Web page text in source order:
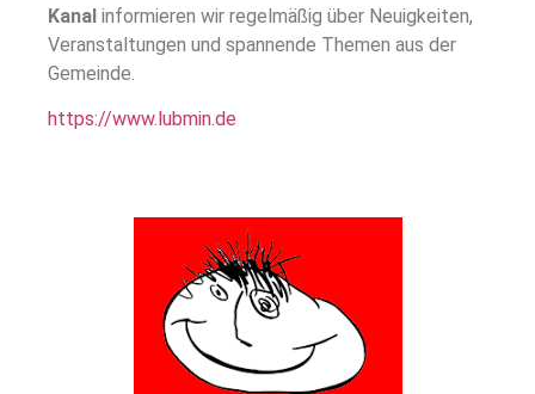
Kanal informieren wir regelmäßig über Neuigkeiten,
Veranstaltungen und spannende Themen aus der
Gemeinde.
https://www.lubmin.de